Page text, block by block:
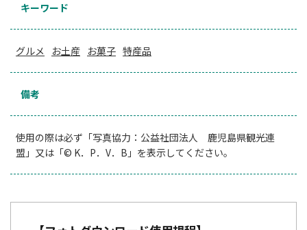
キーワード
グルメ お土産 お菓子 特産品
備考
使用の際は必ず「写真協力：公益社団法人 鹿児島県観光連
盟」又は「© K．P．V．B」を表示してください。